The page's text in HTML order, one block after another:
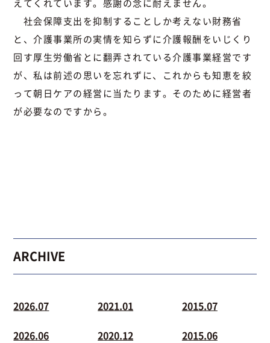
えてくれています。感謝の念に耐えません。
社会保障支出を抑制することしか考えない財務省
と、介護事業所の実情を知らずに介護報酬をいじくり
回す厚生労働省とに翻弄されている介護事業経営です
が、私は前述の思いを忘れずに、これからも知恵を絞
って朝日ケアの経営に当たります。そのために経営者
が必要なのですから。
ARCHIVE
2026.07
2026.06
2021.01
2020.12
2015.07
2015.06